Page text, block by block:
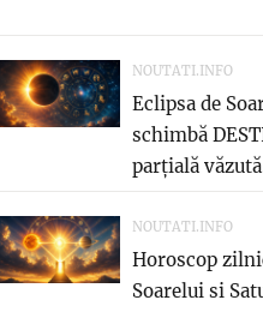
NOUTATI.INFO
Eclipsa de
schimbă
parțială
NOUTATI.INFO
Horoscop
Soarelui si